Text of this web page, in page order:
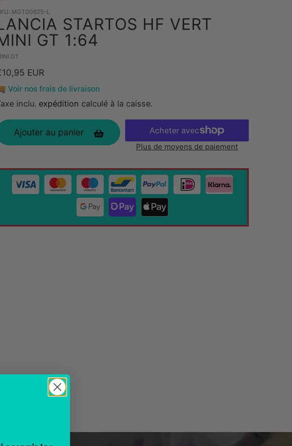
MGT00625-L
STARTOS HF VERT
GT 1:64
GT
EUR
Voir nos frais de livraison
inclu. expédition calculé à la caisse.
Ajouter au panier
Plus de moyens de paiement
produit